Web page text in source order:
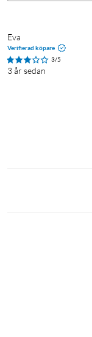
Eva
Verifierad köpare
3/5
3 år sedan